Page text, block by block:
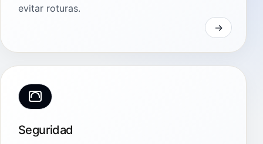
evitar roturas.
Seguridad